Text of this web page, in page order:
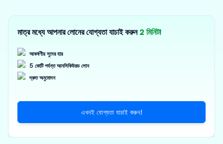
মাত্র মধ্যে আপনার লোনের যোগ্যতা যাচাই করুন 2 মিনিট!
আকর্ষণীয় সুদের হার
5 কোটি পর্যন্ত আনসিকিউরড লোন
দ্রুত অনুমোদন
এখনই যোগ্যতা যাচাই করুন!